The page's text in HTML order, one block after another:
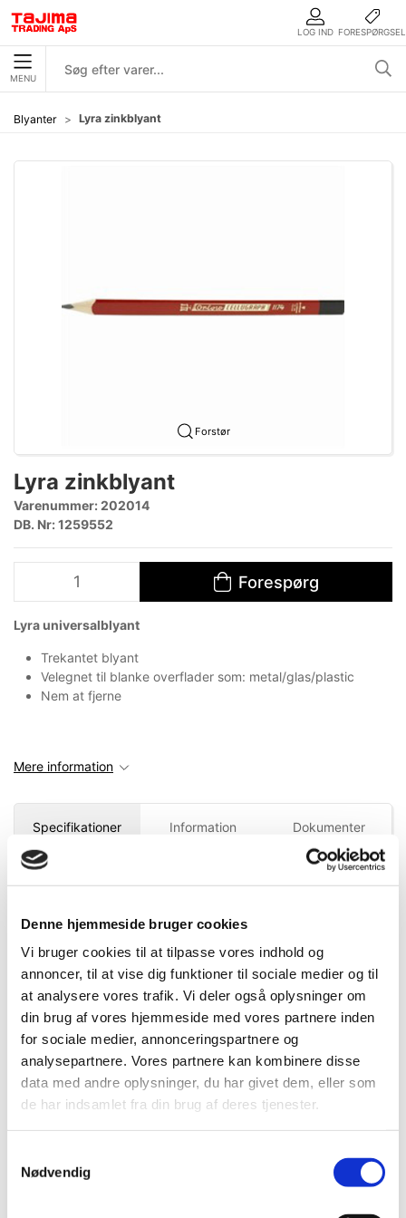
Denne hjemmeside bruger cookies
Vi bruger cookies til at tilpasse vores indhold og
annoncer, til at vise dig funktioner til sociale medier og til
at analysere vores trafik. Vi deler også oplysninger om
din brug af vores hjemmeside med vores partnere inden
for sociale medier, annonceringspartnere og
analysepartnere. Vores partnere kan kombinere disse
data med andre oplysninger, du har givet dem, eller som
de har indsamlet fra din brug af deres tjenester.
Nødvendig
LOG IND FORESPØRGSEL
MENU
Blyanter Lyra zinkblyant
Forstør
Lyra zinkblyant
Varenummer:202014
DB. Nr: 1259552
Forespørg
Lyra universalblyant
Trekantet blyant
Velegnet til blanke overflader som: metal/glas/plastic
Nem at fjerne
Mere information
Specifikationer Information Dokumenter
EAN-nr. 4084900240021
Bedst sælgende i Blyanter